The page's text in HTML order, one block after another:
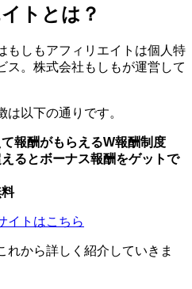
トとは？
もしもアフィリエイトは個人特
ス。株式会社もしもが運営して
は以下の通りです。
報酬がもらえるW報酬制度
るとボーナス報酬をゲットで
イトはこちら
れから詳しく紹介していきま